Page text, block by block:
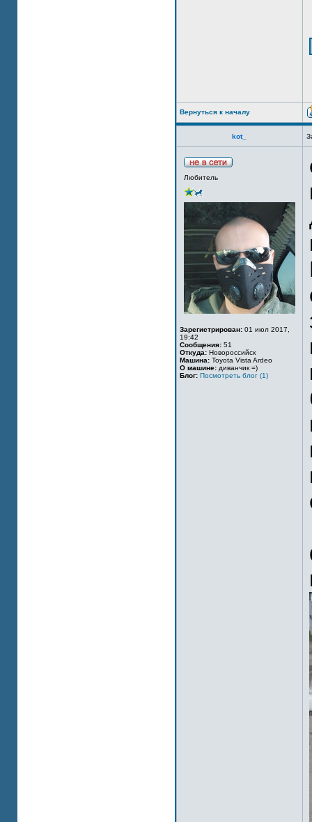
Вернуться к началу
kot_
Любитель
Зарегистрирован: 01 июл 2017,
19:42
Сообщения: 51
Откуда: Новороссийск
Машина: Toyota Vista Ardeo
О машине: диванчик =)
Блог: Посмотреть блог (1)